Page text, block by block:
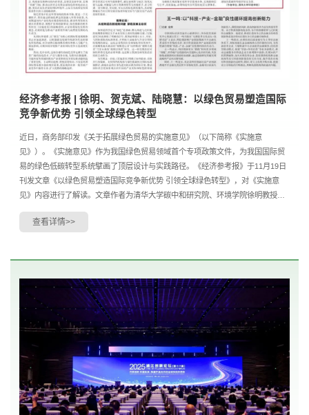
经济参考报 | 徐明、贺克斌、陆晓慧：以绿色贸易塑造国际
竞争新优势 引领全球绿色转型
近日，商务部印发《关于拓展绿色贸易的实施意见》（以下简称《实施意
见》）。《实施意见》作为我国绿色贸易领域首个专项政策文件，为我国国际贸
易的绿色低碳转型系统擘画了顶层设计与实践路径。《经济参考报》于11月19日
刊发文章《以绿色贸易塑造国际竞争新优势 引领全球绿色转型》，对《实施意
见》内容进行了解读。文章作者为清华大学碳中和研究院、环境学院徐明教授、
查看详情>>